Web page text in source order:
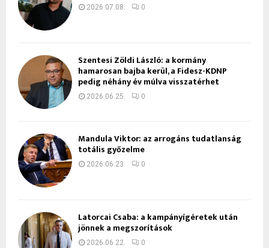
2026.07.08. 0
Szentesi Zöldi László: a kormány
hamarosan bajba kerül, a Fidesz-KDNP
pedig néhány év múlva visszatérhet
2026.06.25. 0
Mandula Viktor: az arrogáns tudatlanság
totális győzelme
2026.06.23. 0
Latorcai Csaba: a kampányígéretek után
jönnek a megszorítások
2026.06.22. 0